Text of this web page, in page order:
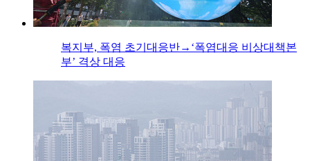
복지부, 폭염 초기대응반→‘폭염대응 비상대책본
부’ 격상 대응